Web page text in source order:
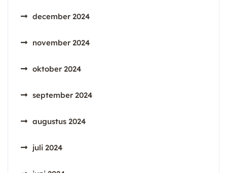
december 2024
november 2024
oktober 2024
september 2024
augustus 2024
juli 2024